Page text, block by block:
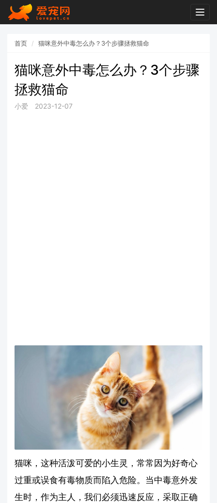
首页 猫咪意外中毒怎么办？3个步骤拯救猫命
猫咪意外中毒怎么办？3个步骤
拯救猫命
小爱 2023-12-07
猫咪，这种活泼可爱的小生灵，常常因为好奇心
过重或误食有毒物质而陷入危险。当中毒意外发
生时，作为主人，我们必须迅速反应，采取正确